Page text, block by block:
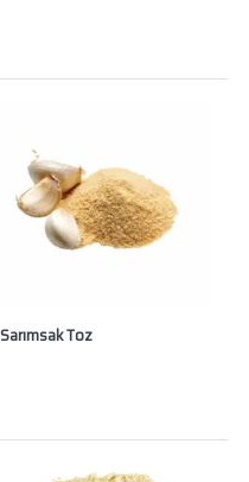
Sarımsak Toz